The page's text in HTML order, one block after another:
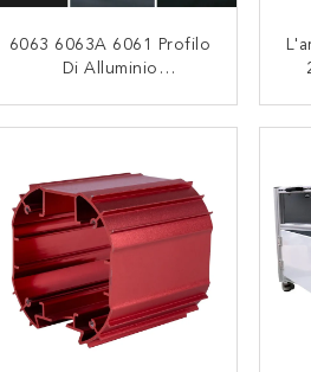
6063 6063A 6061 Profilo
Di Alluminio
CONTATTACI